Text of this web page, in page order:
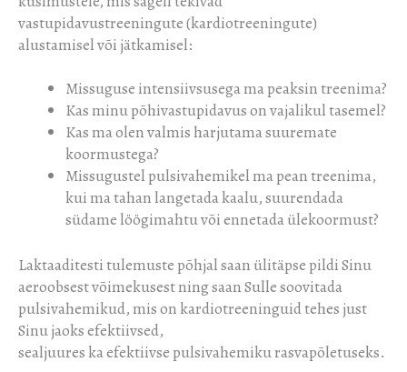
vastupidavustreeningute (kardiotreeningute)
alustamisel või jätkamisel:
Missuguse intensiivsusega ma peaksin treenima?
Kas minu põhivastupidavus on vajalikul tasemel?
Kas ma olen valmis harjutama suuremate
koormustega?
Missugustel pulsivahemikel ma pean treenima,
kui ma tahan langetada kaalu, suurendada
südame löögimahtu või ennetada ülekoormust?
Laktaaditesti tulemuste põhjal saan ülitäpse pildi Sinu
aeroobsest võimekusest ning saan Sulle soovitada
pulsivahemikud, mis on kardiotreeninguid tehes just
Sinu jaoks efektiivsed,
sealjuures ka efektiivse pulsivahemiku rasvapõletuseks.